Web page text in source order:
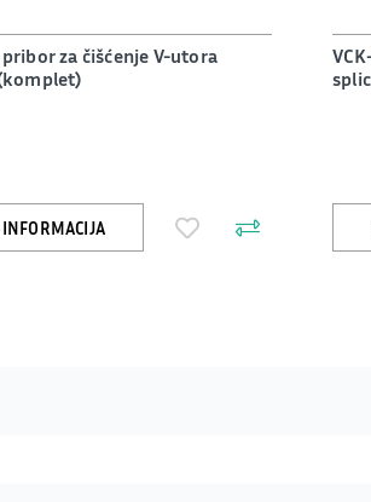
pribor za čišćenje V-utora